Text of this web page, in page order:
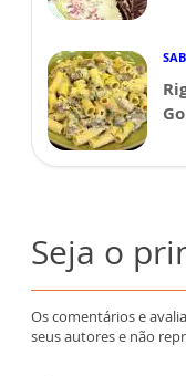
Seja o
Os comentários e
seus autores e não